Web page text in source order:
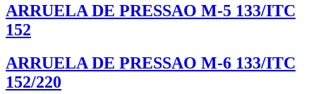
ARRUELA DE PRESSAO M-5 133/ITC
152
ARRUELA DE PRESSAO M-6 133/ITC
152/220